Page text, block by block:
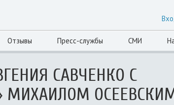
Отзывы Пресс-службы СМИ
САВЧЕНКО С
МИХАИЛОМ